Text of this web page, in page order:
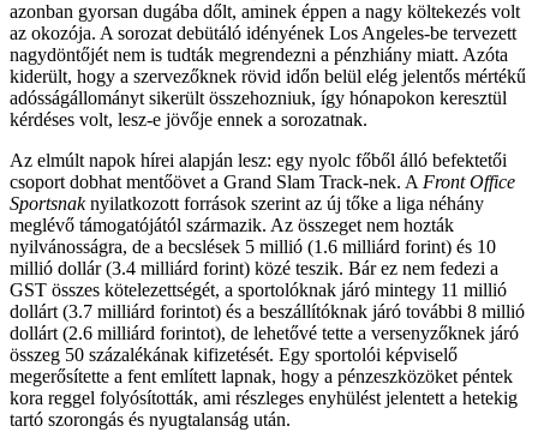
azonban gyorsan dugába dőlt, aminek éppen a nagy költekezés volt
az okozója. A sorozat debütáló idényének Los Angeles-be tervezett
nagydöntőjét nem is tudták megrendezni a pénzhiány miatt. Azóta
kiderült, hogy a szervezőknek rövid időn belül elég jelentős mértékű
adósságállományt sikerült összehozniuk, így hónapokon keresztül
kérdéses volt, lesz-e jövője ennek a sorozatnak.
Az elmúlt napok hírei alapján lesz: egy nyolc főből álló befektetői
csoport dobhat mentőövet a Grand Slam Track-nek. A Front Office
Sportsnaknyilatkozott források szerint az új tőke a liga néhány
meglévő támogatójától származik. Az összeget nem hozták
nyilvánosságra, de a becslések 5 millió (1.6 milliárd forint) és 10
millió dollár (3.4 milliárd forint) közé teszik. Bár ez nem fedezi a
GST összes kötelezettségét, a sportolóknak járó mintegy 11 millió
dollárt (3.7 milliárd forintot) és a beszállítóknak járó további 8 millió
dollárt (2.6 milliárd forintot), de lehetővé tette a versenyzőknek járó
összeg 50 százalékának kifizetését. Egy sportolói képviselő
megerősítette a fent említett lapnak, hogy a pénzeszközöket péntek
kora reggel folyósították, ami részleges enyhülést jelentett a hetekig
tartó szorongás és nyugtalanság után.